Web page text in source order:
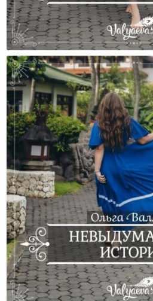
Истории Изменений Тех,
Пользу